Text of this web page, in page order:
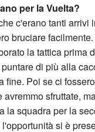
per la Vuelta?
c'erano tanti arrivi
bruciare
la tattica prima
di più alla
fine. Poi se ci
avremmo sfruttate,
la squadra per la
si è